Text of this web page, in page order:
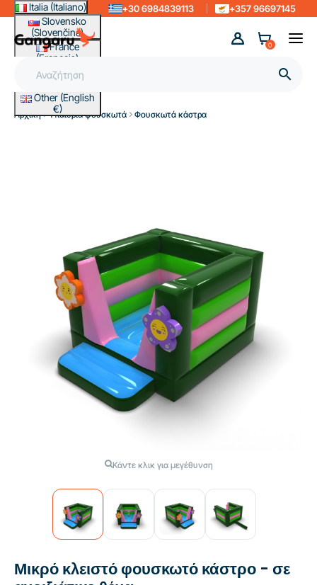
Italia (Italiano)
Slovensko
(Slovenčina)
France
(Français)
Magyarország
(Magyar)
Other (English
€)
+30 6984839113 +357 96697145

0
Αρχική Υπαίθρια φουσκωτά Φουσκωτά κάστρα
Κάντε κλικ για μεγέθυνση
Μικρό κλειστό φουσκωτό κάστρο - σε